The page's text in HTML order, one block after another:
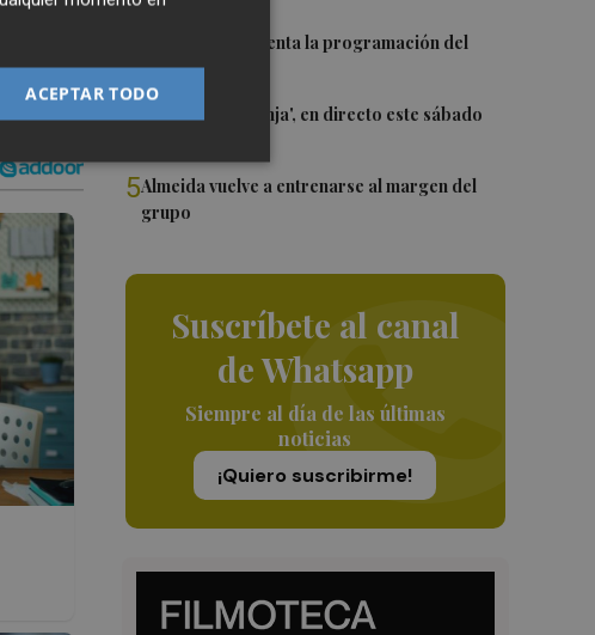
El Valencia presenta la programación del
Trofeu Taronja
4El 'Trofeu Taronja', en directo este sábado
5Almeida vuelve a entrenarse al margen del
grupo
Suscríbete al canal
de Whatsapp
Siempre al día de las últimas
noticias
¡Quiero suscribirme!
ACEPTAR TODO